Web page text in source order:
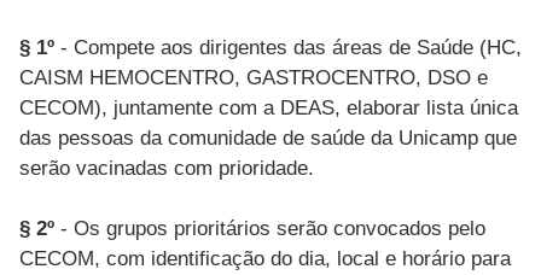
§ 1º - Compete aos dirigentes das áreas de Saúde (HC,
CAISM HEMOCENTRO, GASTROCENTRO, DSO e
CECOM), juntamente com a DEAS, elaborar lista única
das pessoas da comunidade de saúde da Unicamp que
serão vacinadas com prioridade.
§ 2º - Os grupos prioritários serão convocados pelo
CECOM, com identificação do dia, local e horário para